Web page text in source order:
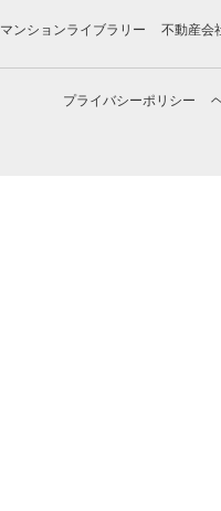
マンションライブラリー 不動産会
プライバシーポリシー